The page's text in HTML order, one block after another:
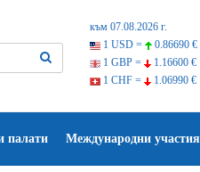
към 07.08.2026 г.
1 USD =
0.86690 €
1 GBP =
1.16600 €
1 CHF =
1.06990 €
палати Международни участия